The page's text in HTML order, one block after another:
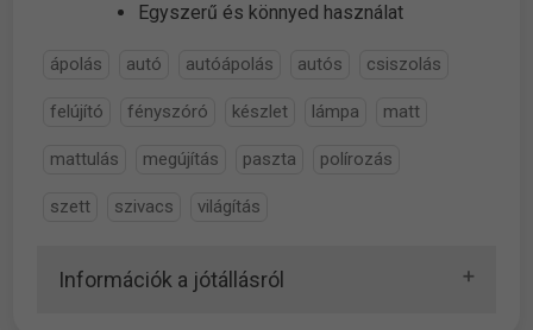
Egyszerű és könnyed használat
ápolás autó autóápolás autós csiszolás
felújító fényszóró készlet lámpa matt
mattulás megújítás paszta polírozás
szett szivacs világítás
Információk a jótállásról